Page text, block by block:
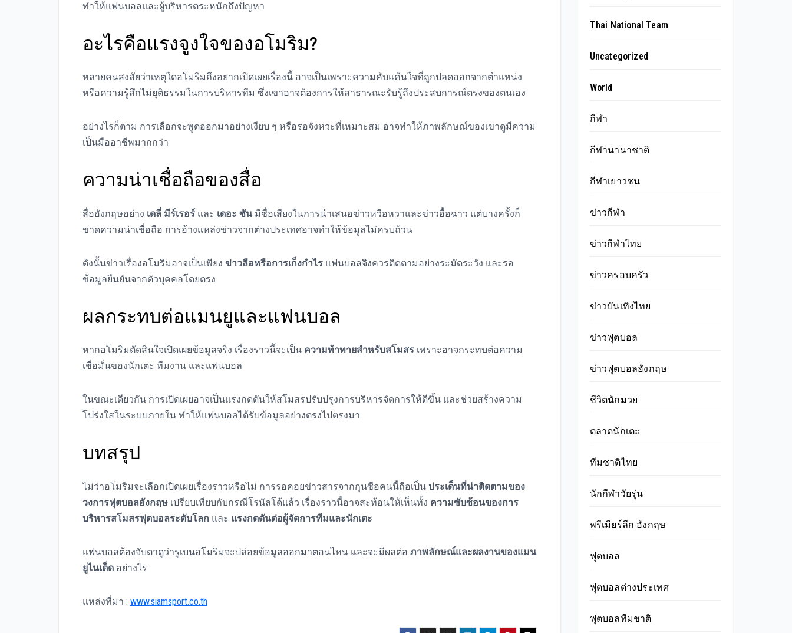
ทำให้แฟนบอลและผู้บริหารตระหนักถึงปัญหา
อะไรคือแรงจูงใจของอโมริม?
หลายคนสงสัยว่าเหตุใดอโมริมถึงอยากเปิดเผยเรื่องนี้ อาจเป็นเพราะความคับแค้นใจที่ถูกปลดออกจากตำแหน่ง
หรือความรู้สึกไม่ยุติธรรมในการบริหารทีม ซึ่งเขาอาจต้องการให้สาธารณะรับรู้ถึงประสบการณ์ตรงของตนเอง
อย่างไรก็ตาม การเลือกจะพูดออกมาอย่างเงียบ ๆ หรือรอจังหวะที่เหมาะสม อาจทำให้ภาพลักษณ์ของเขาดูมีความ
เป็นมืออาชีพมากกว่า
ความน่าเชื่อถือของสื่อ
สื่ออังกฤษอย่าง เดลี่ มีร์เรอร์ และ เดอะ ซันมีชื่อเสียงในการนำเสนอข่าวหวือหวาและข่าวอื้อฉาว แต่บางครั้งก็
ขาดความน่าเชื่อถือ การอ้างแหล่งข่าวจากต่างประเทศอาจทำให้ข้อมูลไม่ครบถ้วน
ดังนั้นข่าวเรื่องอโมริมอาจเป็นเพียง ข่าวลือหรือการเก็งกำไร แฟนบอลจึงควรติดตามอย่างระมัดระวัง และรอ
ข้อมูลยืนยันจากตัวบุคคลโดยตรง
ผลกระทบต่อแมนยูและแฟนบอล
หากอโมริมตัดสินใจเปิดเผยข้อมูลจริง เรื่องราวนี้จะเป็น ความท้าทายสำหรับสโมสร เพราะอาจกระทบต่อความ
เชื่อมั่นของนักเตะ ทีมงาน และแฟนบอล
ในขณะเดียวกัน การเปิดเผยอาจเป็นแรงกดดันให้สโมสรปรับปรุงการบริหารจัดการให้ดีขึ้น และช่วยสร้างความ
โปร่งใสในระบบภายใน ทำให้แฟนบอลได้รับข้อมูลอย่างตรงไปตรงมา
บทสรุป
ไม่ว่าอโมริมจะเลือกเปิดเผยเรื่องราวหรือไม่ การรอคอยข่าวสารจากกุนซือคนนี้ถือเป็น ประเด็นที่น่าติดตามของ
วงการฟุตบอลอังกฤษ เปรียบเทียบกับกรณีโรนัลโด้แล้ว เรื่องราวนี้อาจสะท้อนให้เห็นทั้ง ความซับซ้อนของการ
บริหารสโมสรฟุตบอลระดับโลก และ แรงกดดันต่อผู้จัดการทีมและนักเตะ
แฟนบอลต้องจับตาดูว่ารูเบนอโมริมจะปล่อยข้อมูลออกมาตอนไหน และจะมีผลต่อ ภาพลักษณ์และผลงานของแมน
ยูไนเต็ด อย่างไร
แหล่งที่มา : www.siamsport.co.th
Thai National Team
Uncategorized
World
กีฬา
กีฬานานาชาติ
กีฬาเยาวชน
ข่าวกีฬา
ข่าวกีฬาไทย
ข่าวครอบครัว
ข่าวบันเทิงไทย
ข่าวฟุตบอล
ข่าวฟุตบอลอังกฤษ
ชีวิตนักมวย
ตลาดนักเตะ
ทีมชาติไทย
นักกีฬาวัยรุ่น
พรีเมียร์ลีก อังกฤษ
ฟุตบอล
ฟุตบอลต่างประเทศ
ฟุตบอลทีมชาติ